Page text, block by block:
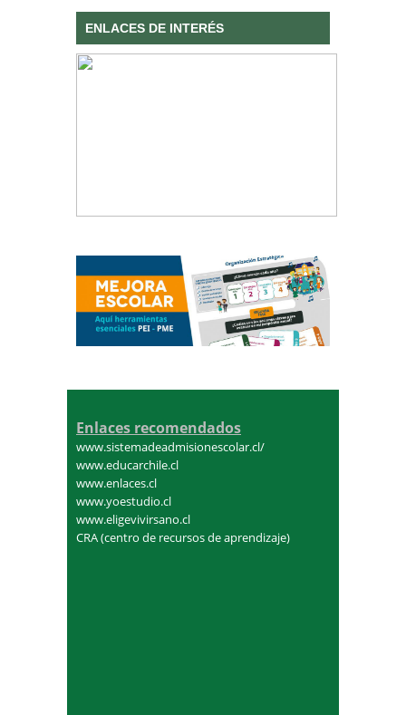
ENLACES DE INTERÉS
Enlaces recomendados
www.sistemadeadmisionescolar.cl/
www.educarchile.cl
www.enlaces.cl
www.yoestudio.cl
www.eligevivirsano.cl
CRA (centro de recursos de aprendizaje)